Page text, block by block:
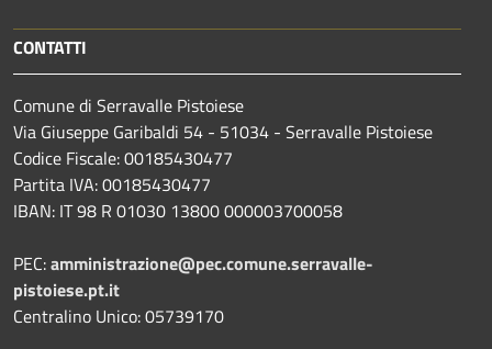
CONTATTI
Comune di Serravalle Pistoiese
Via Giuseppe Garibaldi 54 - 51034 - Serravalle Pistoiese
Codice Fiscale: 00185430477
Partita IVA: 00185430477
IBAN: IT 98 R 01030 13800 000003700058
PEC:amministrazione@pec.comune.serravalle-
pistoiese.pt.it
Centralino Unico: 05739170